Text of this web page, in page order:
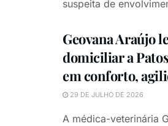
suspeita de
Geovana Araújo
domiciliar a
em conforto,
29 DE JULHO DE 2026
A médica-veterinária